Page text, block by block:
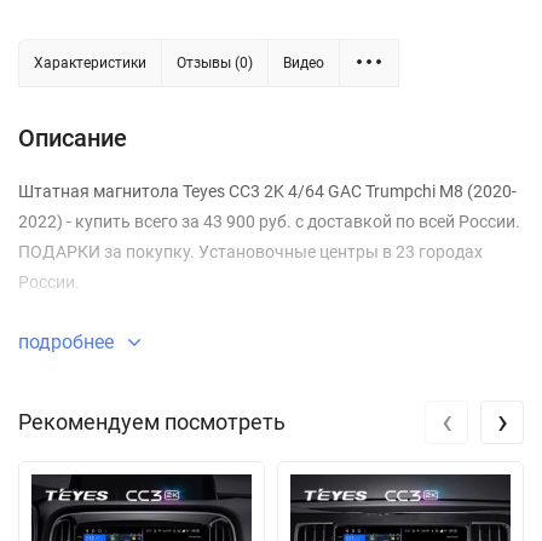
Характеристики Отзывы (0) Видео
Описание
Штатная магнитола Teyes CC3 2K 4/64 GAC Trumpchi M8 (2020-
2022) - купить всего за 43 900 руб. с доставкой по всей России.
ПОДАРКИ за покупку. Установочные центры в 23 городах
России.
подробнее
Рекомендуем посмотреть ‹ ›